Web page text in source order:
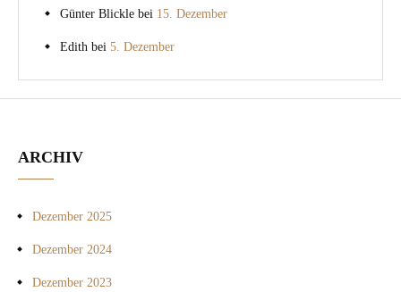
Günter Blickle bei 15. Dezember
Edith bei 5. Dezember
ARCHIV
Dezember 2025
Dezember 2024
Dezember 2023